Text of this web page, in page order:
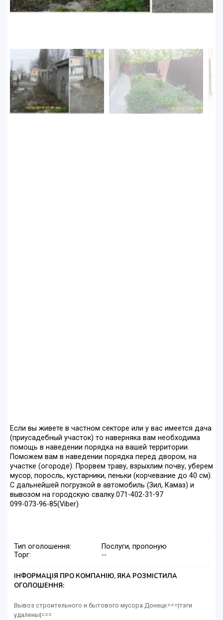
Если вы живете в частном секторе или у вас имеется дача
(приусадебный участок) то наверняка вам необходима
помощь в наведении порядка на вашей территории.
Поможем вам в наведении порядка перед двором, на
участке (огороде). Прорвем траву, взрыхлим почву, уберем
мусор, поросль, кустарники, пеньки (корчевание до 40 см).
С дальнейшей погрузкой в автомобиль (Зил, Камаз) и
вывозом на городскую свалку.071-402-31-97
099-073-96-85(Viber)
Тип оголошення:
Послуги, пропоную
Торг:
--
ІНФОРМАЦІЯ ПРО КОМПАНІЮ, ЯКА РОЗМІСТИЛА
ОГОЛОШЕННЯ:
Вывоз строительного и бытового мусора Донецк===|тэги
удалены|===